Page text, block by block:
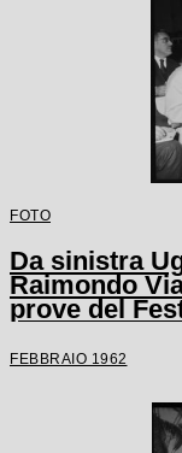
FOTO
Da sinistra
Raimondo
prove del
FEBBRAIO 1962